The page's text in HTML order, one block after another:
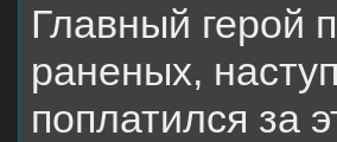
Главный герой
раненых,
поплатился за